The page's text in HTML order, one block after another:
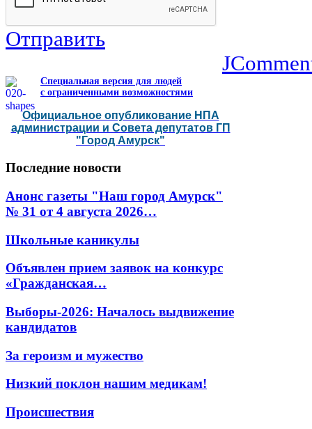
Отправить
Специальная версия для людей
с ограниченными возможностями
Официальное опубликование НПА
администрации и Совета депутатов ГП
"Город Амурск"
Последние новости
Анонс газеты "Наш город Амурск"
№ 31 от 4 августа 2026…
Школьные каникулы
Объявлен прием заявок на конкурс
«Гражданская…
Выборы-2026: Началось выдвижение
кандидатов
За героизм и мужество
Низкий поклон нашим медикам!
Происшествия